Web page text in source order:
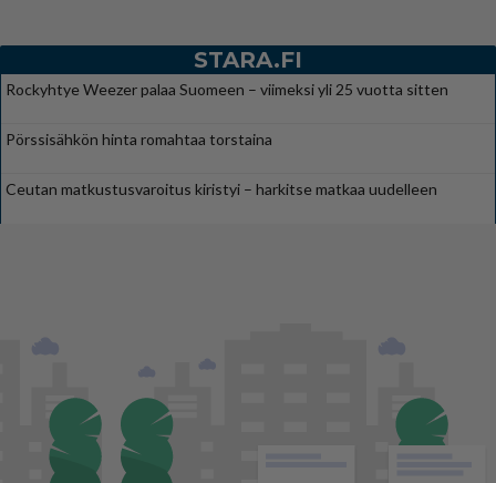
STARA.FI
Rockyhtye Weezer palaa Suomeen – viimeksi yli 25 vuotta sitten
Pörssisähkön hinta romahtaa torstaina
Ceutan matkustusvaroitus kiristyi – harkitse matkaa uudelleen